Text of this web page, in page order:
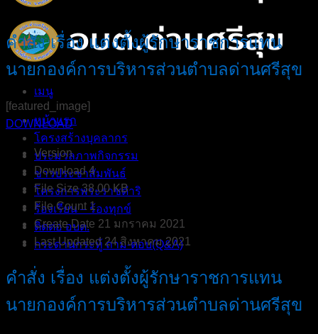
เมนู
หน้าแรก
โครงสร้างบุคลากร
ประมวลภาพกิจกรรม
ข่าวประชาสัมพันธ์
โครงการพระราชดำริ
ร้องเรียน – ร้องทุกข์
ติดต่อ อบต.
กระดานกระทู้ ถาม-ตอบ(Q&A)
คำสั่ง เรื่อง แต่งตั้งผู้รักษาราชการแทน
นายกองค์การบริหารส่วนตำบลด่านศรีสุข
[featured_image]
DOWNLOAD
Version
Download4
File Size38.00 KB
File Count 1
Create Date 21 มกราคม 2021
Last Updated24 สิงหาคม 2021
คำสั่ง เรื่อง แต่งตั้งผู้รักษาราชการแทน
นายกองค์การบริหารส่วนตำบลด่านศรีสุข